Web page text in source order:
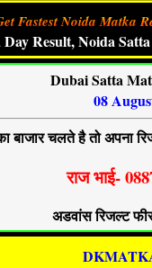
Fastest Noida Matka
Noida Satta
Dubai Satta
08
चलते है तो अपना
राज भाई-
अडवांस रिजल्ट